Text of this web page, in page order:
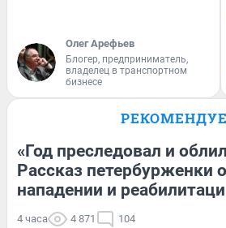
Олег Арефьев
Блогер, предприниматель,
владелец в транспортном
бизнесе
«Год преследовал и
Рассказ петербурженки
нападении и
4 часа 4 871 104